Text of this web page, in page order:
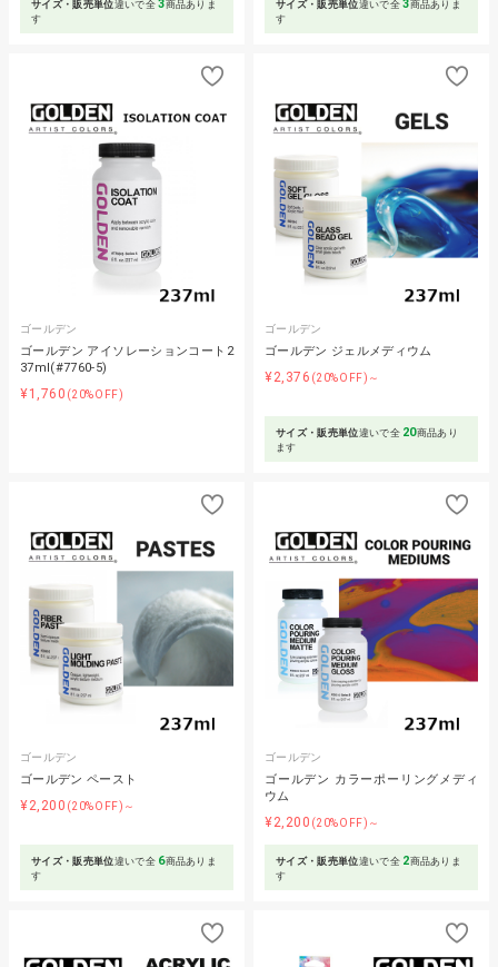
サイズ・販売単位違いで全3商品ありま
す
サイズ・販売単位違いで全3商品ありま
す
ゴールデン
ゴールデン アイソレーションコート2
37ml(#7760-5)
¥1,760 (20%OFF)
ゴールデン
ゴールデン ジェルメディウム
¥2,376 (20%OFF)～
サイズ・販売単位違いで全 20商品あり
ます
ゴールデン
ゴールデン ペースト
¥2,200 (20%OFF)～
サイズ・販売単位違いで全 6商品ありま
す
ゴールデン
ゴールデン カラーポーリングメディ
ウム
¥2,200 (20%OFF)～
サイズ・販売単位違いで全 2商品ありま
す